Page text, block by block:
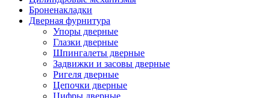
Броненакладки
Дверная фурнитура
Упоры дверные
Глазки дверные
Шпингалеты дверные
Задвижки и засовы дверные
Ригеля дверные
Цепочки дверные
Цифры дверные